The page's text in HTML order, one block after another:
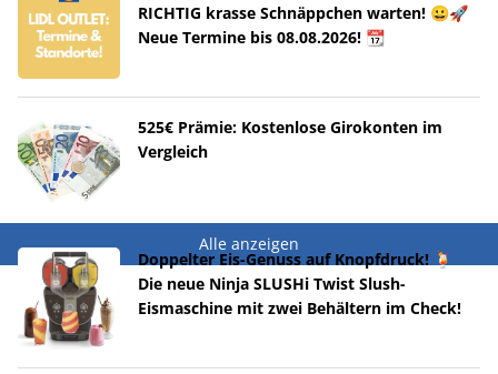
RICHTIG krasse Schnäppchen warten! 😀🚀
Neue Termine bis 08.08.2026! 📆
525€ Prämie: Kostenlose Girokonten im
Vergleich
Alle anzeigen
Doppelter Eis-Genuss auf Knopfdruck! 🍹
Die neue Ninja SLUSHi Twist Slush-
Eismaschine mit zwei Behältern im Check!